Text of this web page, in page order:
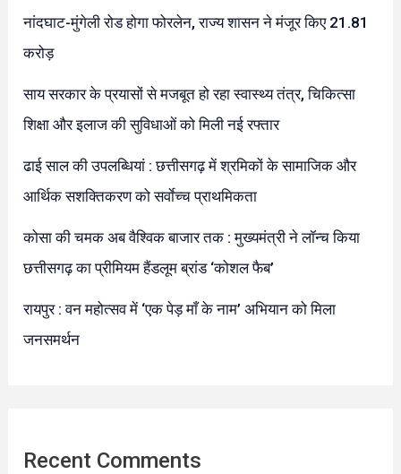
नांदघाट-मुंगेली रोड होगा फोरलेन, राज्य शासन ने मंजूर किए 21.81
करोड़
साय सरकार के प्रयासों से मजबूत हो रहा स्वास्थ्य तंत्र, चिकित्सा
शिक्षा और इलाज की सुविधाओं को मिली नई रफ्तार
ढाई साल की उपलब्धियां : छत्तीसगढ़ में श्रमिकों के सामाजिक और
आर्थिक सशक्तिकरण को सर्वाेच्च प्राथमिकता
कोसा की चमक अब वैश्विक बाजार तक : मुख्यमंत्री ने लॉन्च किया
छत्तीसगढ़ का प्रीमियम हैंडलूम ब्रांड ‘कोशल फैब’
रायपुर : वन महोत्सव में ‘एक पेड़ माँ के नाम’ अभियान को मिला
जनसमर्थन
Recent Comments